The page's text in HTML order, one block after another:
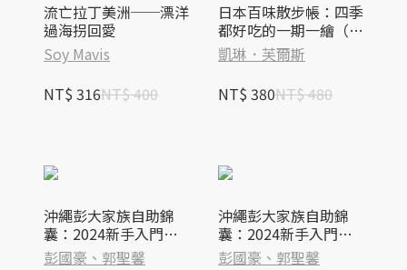
流亡拉丁美洲──漂洋
過海拐回愛
Soy Mavis
NT$ 316NT$ 400
日本百味散步帳：四季
都好吃的一期一繪（隨
書附贈金平糖「彩虹星
星」書籤）
凱琳．芙爾斯
NT$ 380NT$ 480
沖繩彭大家族自助錦
囊：2024新手入門全
指南
彭國豪、郭聖馨
沖繩彭大家族自助錦
囊：2024新手入門全
指南
彭國豪、郭聖馨